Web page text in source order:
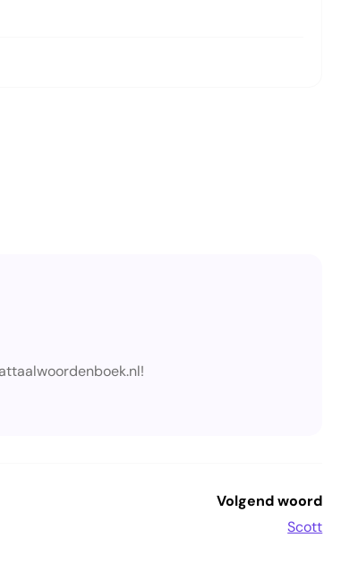
Volgend woord
Scott